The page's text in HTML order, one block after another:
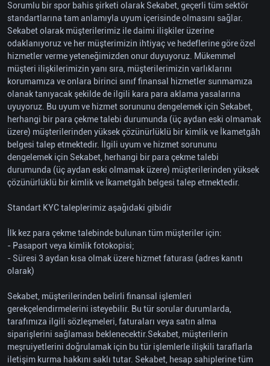
Sorumlu bir spor bahis şirketi olarak Sekabet, geçerli tüm sektör
standartlarına tam anlamıyla uyum içerisinde olmasını sağlar.
Sekabet olarak müşterilerimiz ile daimi ilişkiler üzerine
odaklanıyoruz ve her müşterimizin ihtiyaç ve hedeflerine göre özel
hizmetler verme yeteneğimizden onur duyuyoruz. Mükemmel
müşteri ilişkilerimizin yanı sıra, müşterilerimizin varlıklarını
korumamıza ve onlara birinci sınıf finansal hizmetler sunmamıza
olanak tanıyacak şekilde de ilgili kara para aklama yasalarına
uyuyoruz. Bu uyum ve hizmet sorununu dengelemek için Sekabet,
herhangi bir para çekme talebi durumunda (üç aydan eski olmamak
üzere) müşterilerinden yüksek çözünürlüklü bir kimlik ve İkametgâh
belgesi talep etmektedir. İlgili uyum ve hizmet sorununu
dengelemek için Sekabet, herhangi bir para çekme talebi
durumunda (üç aydan eski olmamak üzere) müşterilerinden yüksek
çözünürlüklü bir kimlik ve İkametgâh belgesi talep etmektedir.
Standart KYC taleplerimiz aşağıdaki gibidir
İlk kez para çekme talebinde bulunan tüm müşteriler için:
- Pasaport veya kimlik fotokopisi;
- Süresi 3 aydan kısa olmak üzere hizmet faturası (adres kanıtı
olarak)
Sekabet, müşterilerinden belirli finansal işlemleri
gerekçelendirmelerini isteyebilir. Bu tür sorular durumlarda,
tarafımıza ilgili sözleşmeleri, faturaları veya satın alma
siparişlerini sağlaması beklenecektir.Sekabet, müşterilerin
meşruiyetlerini doğrulamak için bu tür işlemlerle ilişkili taraflarla
iletişim kurma hakkını saklı tutar. Sekabet, hesap sahiplerine tüm